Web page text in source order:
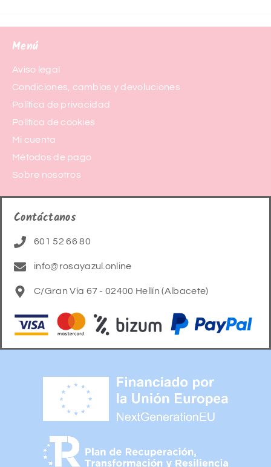
Menú
Aviso legal
Condiciones, cambios y devoluciones
Política de privacidad
Política de cookies
Mi cuenta
Métodos de pago
Sobre nosotros
Contáctanos
601 52 66 80
info@rosayazul.online
C/Gran Vía 67 - 02400 Hellín (Albacete)